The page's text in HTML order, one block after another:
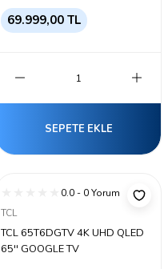
69.999,00 TL
SEPETE EKLE
0.0 - 0 Yorum
TCL
TCL 65T6DGTV 4K UHD QLED
65'' GOOGLE TV